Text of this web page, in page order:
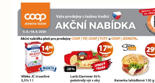
Přihlásit se
Přihlásit se přes